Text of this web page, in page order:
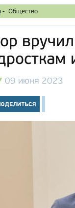
- Общество
09 июня 2023